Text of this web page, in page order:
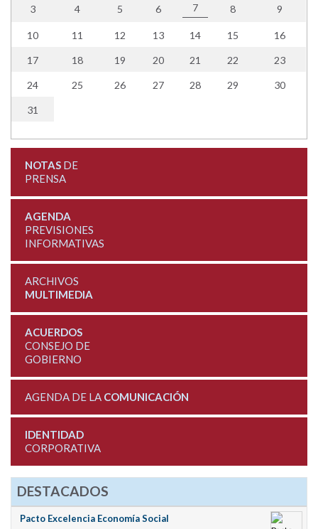
3 4 5 6 7 8 9
10 11 12 13 14 15 16
17 18 19 20 21 22 23
24 25 26 27 28 29 30
31
NOTASDE
PRENSA
AGENDA
PREVISIONES
INFORMATIVAS
ARCHIVOS
MULTIMEDIA
ACUERDOS
CONSEJO DE
GOBIERNO
AGENDA DE LA COMUNICACIÓN
IDENTIDAD
CORPORATIVA
DESTACADOS
Pacto Excelencia Economía Social